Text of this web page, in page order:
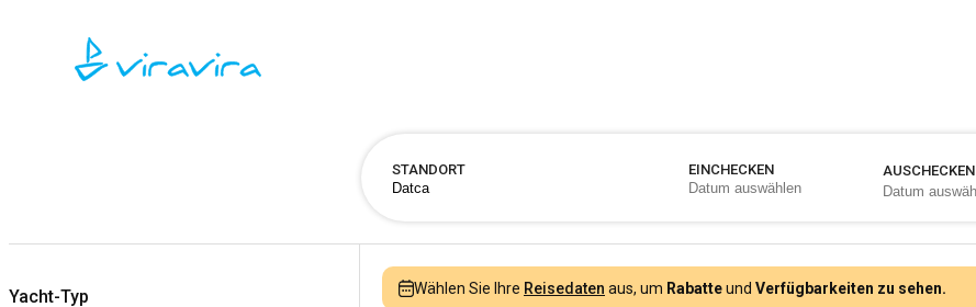
STANDORT EINCHECKEN AUSCHECKEN
Yacht-Typ Wählen Sie Ihre Reisedaten aus, um Rabatteund Verfügbarkeiten zu sehen.